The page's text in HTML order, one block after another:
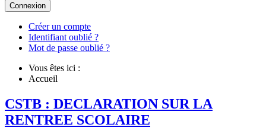
Connexion
Créer un compte
Identifiant oublié ?
Mot de passe oublié ?
Vous êtes ici :
Accueil
CSTB : DECLARATION SUR LA
RENTREE SCOLAIRE